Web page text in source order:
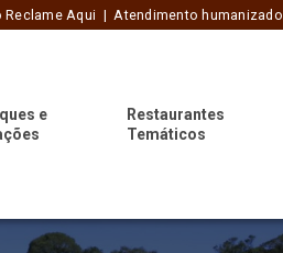
Aqui | Atendimento humanizado
e
Restaurantes
Temáticos